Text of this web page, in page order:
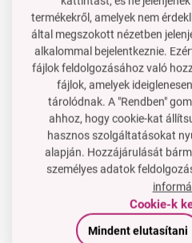
nem elektromosodik és
termékekről, amelyek nem
által megszokott nézetben
alkalommal bejelentkeznie.
fájlok feldolgozásához való
fájlok, amelyek
tárolódnak. A "Rendben"
ahhoz, hogy cookie-kat
hasznos szolgáltatásokat
alapján. Hozzájárulását
személyes adatok
Cookie-k
Mindent elutasítani